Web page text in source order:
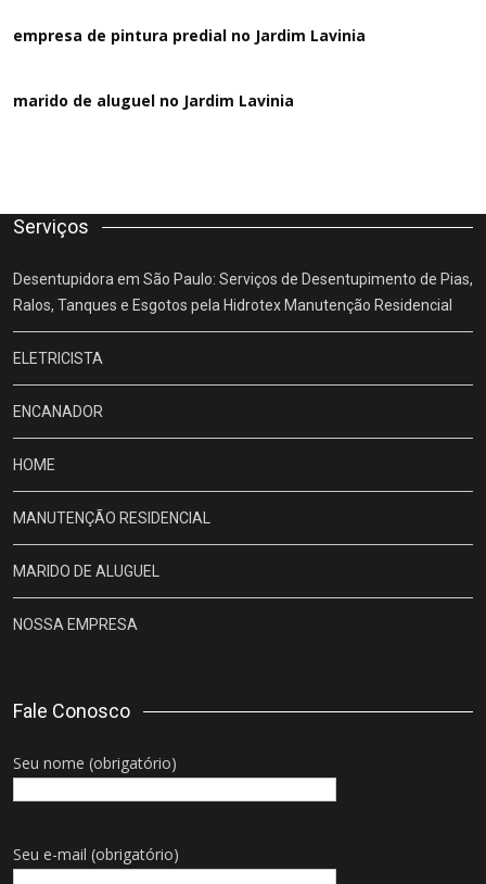
empresa de pintura predial no Jardim Lavinia
marido de aluguel no Jardim Lavinia
Serviços
Desentupidora em São Paulo: Serviços de Desentupimento de Pias,
Ralos, Tanques e Esgotos pela Hidrotex Manutenção Residencial
ELETRICISTA
ENCANADOR
HOME
MANUTENÇÃO RESIDENCIAL
MARIDO DE ALUGUEL
NOSSA EMPRESA
Fale Conosco
Seu nome (obrigatório)
Seu e-mail (obrigatório)